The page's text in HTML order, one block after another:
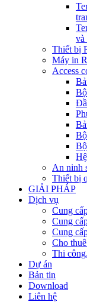
và
Thiết bị
Máy in
Access
An ninh
Thiết bị
GIẢI PHÁP
Dịch vụ
Cung
Cung
Cung
Cho
Thi
Dự án
Bản tin
Download
Liên hệ